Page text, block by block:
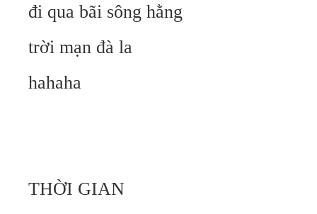
đi qua bãi sông hằng
trời mạn đà la
hahaha
THỜI GIAN